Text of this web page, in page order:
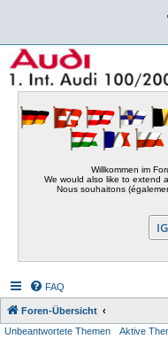
Willkommen im
We would also like to extend
Nous souhaitons
FAQ
Foren-Übersicht
Unbeantwortete Themen Aktive